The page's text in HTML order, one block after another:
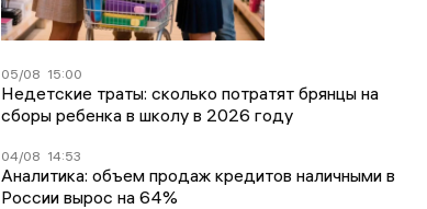
05/08 15:00
Недетские траты: сколько потратят брянцы на
сборы ребенка в школу в 2026 году
04/08 14:53
Аналитика: объем продаж кредитов наличными в
России вырос на 64%